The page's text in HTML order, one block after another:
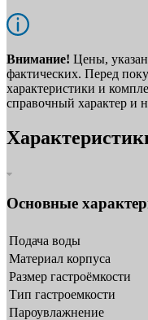
Внимание! Цены,
фактических. Перед
характеристики и
справочный характер и
Основные
Подача воды
Материал корпуса
Размер гастроёмкости
Тип гастроемкости
Пароувлажнение